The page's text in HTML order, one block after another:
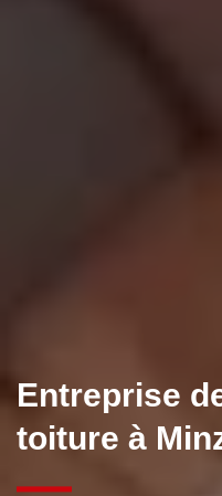
Entreprise
toiture à